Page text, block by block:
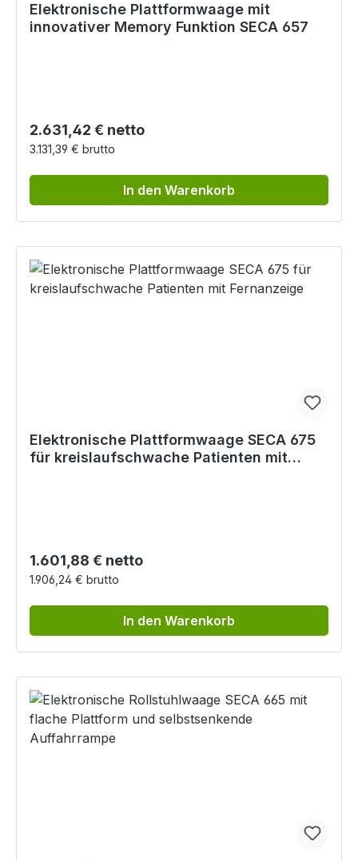
Elektronische Plattformwaage mit
innovativer Memory Funktion SECA 657
Regulärer Preis:
2.631,42 € netto
3.131,39 € brutto
In den Warenkorb
Elektronische Plattformwaage SECA 675
für kreislaufschwache Patienten mit
Regulärer Preis:
1.601,88 € netto
1.906,24 € brutto
In den Warenkorb